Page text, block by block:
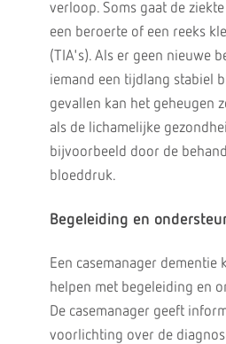
verloop. Soms gaat de
een beroerte of een reeks
(TIA's). Als er geen nieuwe
iemand een tijdlang stabiel
gevallen kan het geheugen
als de lichamelijke
bijvoorbeeld door de
bloeddruk.
Begeleiding en
Een casemanager dementie
helpen met begeleiding en
De casemanager geeft
voorlichting over de